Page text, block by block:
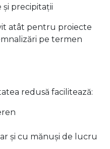
precipitații
atât pentru proiecte
pe termen
redusă facilitează:
și cu mănuși de lucru